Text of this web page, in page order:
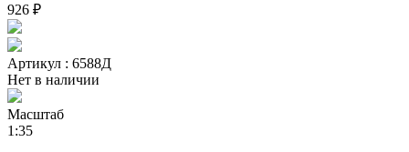
926 ₽
Артикул : 6588Д
Нет в наличии
Масштаб
1:35